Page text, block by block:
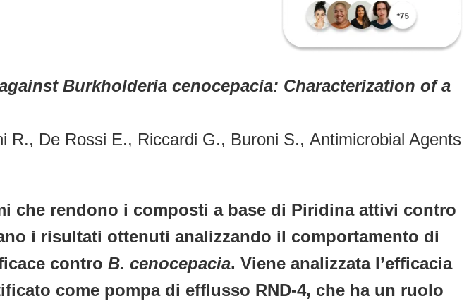
Burkholderia cenocepacia: Characterization of a
De Rossi E., Riccardi G., Buroni S., Antimicrobial Agents
che rendono i composti a base di Piridina attivi contro
i risultati ottenuti analizzando il comportamento di
contro B. cenocepacia. Viene analizzata l’efficacia
come pompa di efflusso RND-4, che ha un ruolo